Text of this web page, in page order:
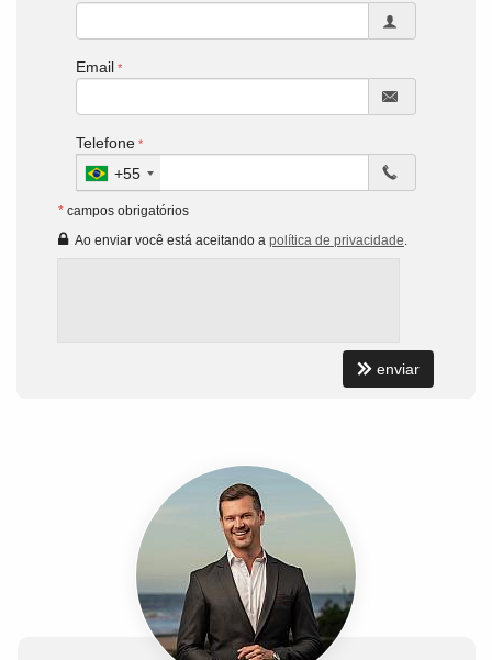
Email
Telefone
+55
* campos obrigatórios
Ao enviar você está aceitando a política de privacidade
enviar